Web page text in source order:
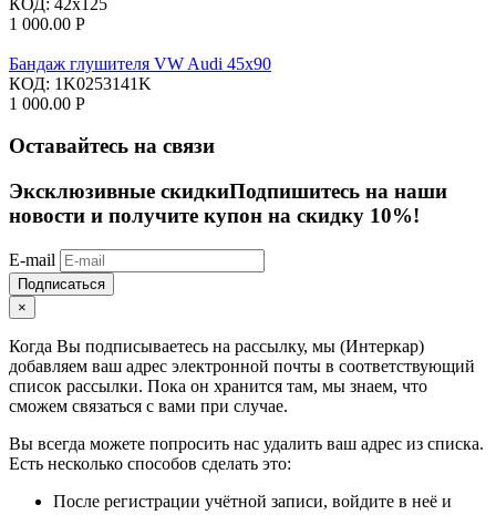
1 000.00 Р
Бандаж глушителя VW Audi 45x90
КОД: 1K0253141K
1 000.00 Р
Оставайтесь на связи
Эксклюзивные скидкиПодпишитесь на наши
новости и получите купон на скидку 10%!
E-mail
Подписаться
×
Когда Вы подписываетесь на рассылку, мы (Интеркар)
добавляем ваш адрес электронной почты в соответствующий
список рассылки. Пока он хранится там, мы знаем, что
сможем связаться с вами при случае.
Вы всегда можете попросить нас удалить ваш адрес из списка.
Есть несколько способов сделать это:
После регистрации учётной записи, войдите в неё и